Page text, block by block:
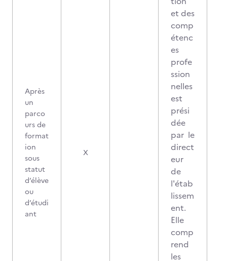
Après
un
parco
urs de
format
ion
sous
statut
d’élève
ou
d’étudi
ant
X
et des
comp
étenc
es
profe
ssion
nelles
est
prési
dée
par le
direct
eur
de
l'étab
lissem
ent.
Elle
comp
rend
les